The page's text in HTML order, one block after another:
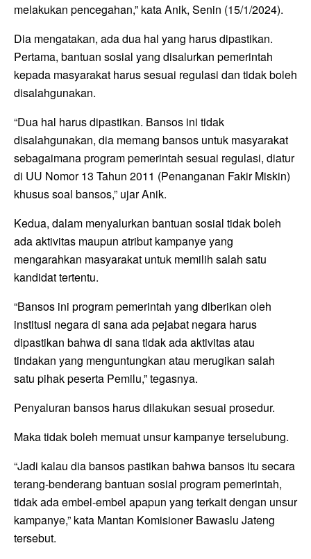
melakukan pencegahan,” kata Anik, Senin (15/1/2024).
Dia mengatakan, ada dua hal yang harus dipastikan.
Pertama, bantuan sosial yang disalurkan pemerintah
kepada masyarakat harus sesuai regulasi dan tidak boleh
disalahgunakan.
“Dua hal harus dipastikan. Bansos ini tidak
disalahgunakan, dia memang bansos untuk masyarakat
sebagaimana program pemerintah sesuai regulasi, diatur
di UU Nomor 13 Tahun 2011 (Penanganan Fakir Miskin)
khusus soal bansos,” ujar Anik.
Kedua, dalam menyalurkan bantuan sosial tidak boleh
ada aktivitas maupun atribut kampanye yang
mengarahkan masyarakat untuk memilih salah satu
kandidat tertentu.
“Bansos ini program pemerintah yang diberikan oleh
institusi negara di sana ada pejabat negara harus
dipastikan bahwa di sana tidak ada aktivitas atau
tindakan yang menguntungkan atau merugikan salah
satu pihak peserta Pemilu,” tegasnya.
Penyaluran bansos harus dilakukan sesuai prosedur.
Maka tidak boleh memuat unsur kampanye terselubung.
“Jadi kalau dia bansos pastikan bahwa bansos itu secara
terang-benderang bantuan sosial program pemerintah,
tidak ada embel-embel apapun yang terkait dengan unsur
kampanye,” kata Mantan Komisioner Bawaslu Jateng
tersebut.